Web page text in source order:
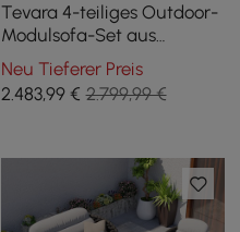
Tevara 4-teiliges Outdoor-
Modulsofa-Set aus
Teakholz & Aluminium für
6 Personen in Elfenbein mit
schwarzem Bezug
Neu Tieferer Preis
2.483,99€ 2.799,99 €